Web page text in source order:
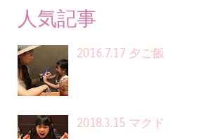
人気記事
2016.7.17 夕ご飯
2018.3.15 マクド